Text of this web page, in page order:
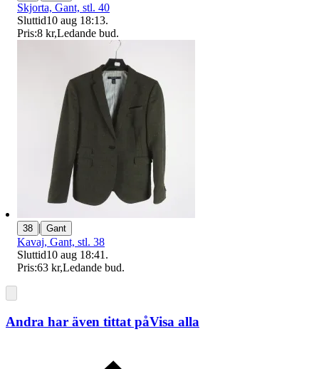
Skjorta, Gant, stl. 40
Sluttid10 aug 18:13.
Pris:8 kr,Ledande bud.
38 | Gant
Kavaj, Gant, stl. 38
Sluttid10 aug 18:41 .
Pris:63 kr,Ledande bud.
Andra har även tittat påVisa alla